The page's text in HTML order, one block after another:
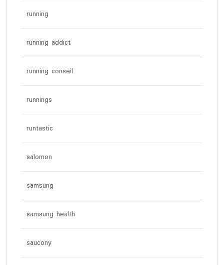
running
running addict
running conseil
runnings
runtastic
salomon
samsung
samsung health
saucony